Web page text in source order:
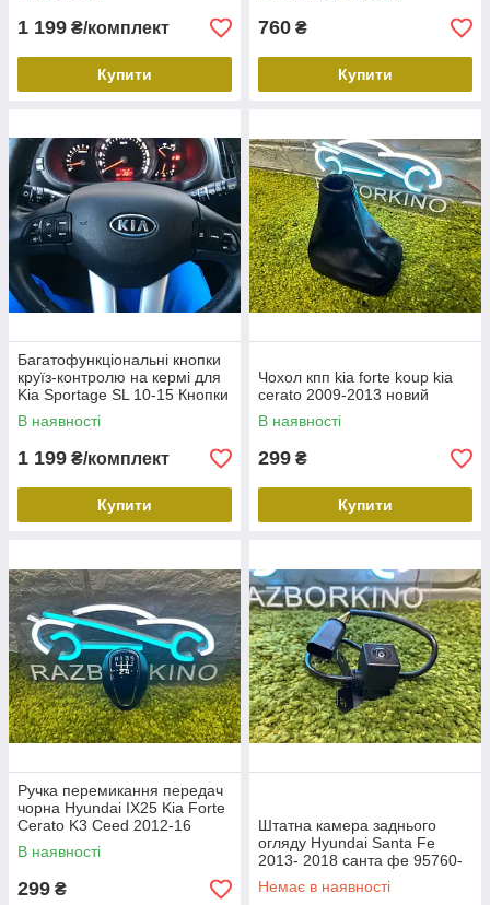
1 199 ₴/комплект
Купити
760 ₴
Купити
Багатофункціональні кнопки
круїз-контролю на кермі для
Kia Sportage SL 10-15 Кнопки
мультимедіа Кіа Спортедж
В наявності
1 199 ₴/комплект
Купити
Чохол кпп kia forte koup kia
cerato 2009-2013 новий
В наявності
299 ₴
Купити
Ручка перемикання передач
чорна Hyundai IX25 Kia Forte
Cerato K3 Ceed 2012-16
Наболдажник 5-швидкостей
новий Хюндай Кіа
В наявності
299 ₴
Штатна камера заднього
огляду Hyundai Santa Fe
2013- 2018 санта фе 95760-
2W000 957602W000
95760A2100
Немає в наявності